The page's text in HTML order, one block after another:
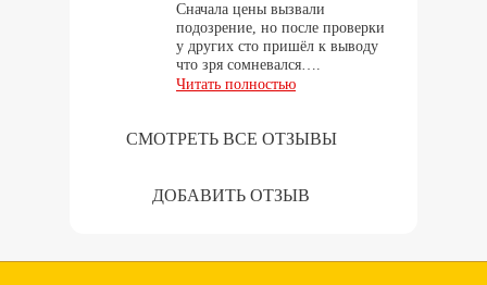
Сначала цены вызвали
подозрение, но после проверки
у других сто пришёл к выводу
что зря сомневался….
Читать полностью
СМОТРЕТЬ ВСЕ ОТЗЫВЫ
ДОБАВИТЬ ОТЗЫВ